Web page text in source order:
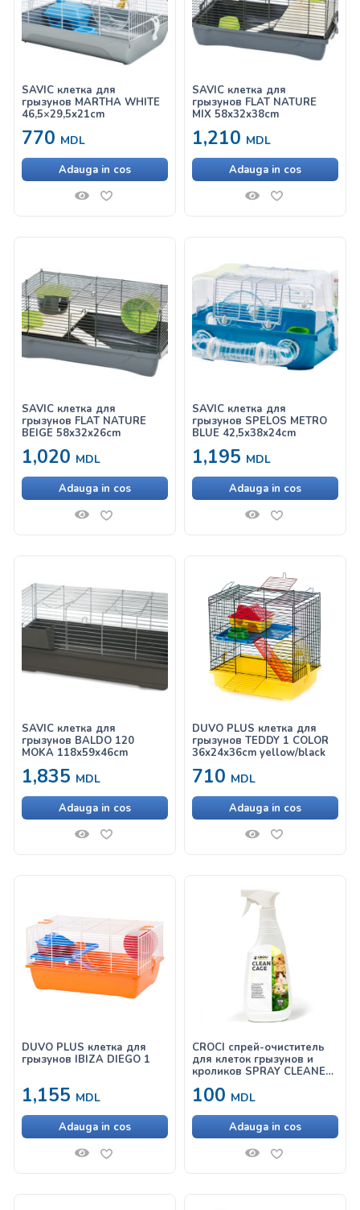
SAVIC клетка для
грызунов MARTHA WHITE
46,5×29,5x21cm
770 MDL
Adauga in cos
SAVIC клетка для
грызунов FLAT NATURE
MIX 58x32x38cm
1,210 MDL
Adauga in cos
SAVIC клетка для
грызунов FLAT NATURE
BEIGE 58x32x26cm
1,020 MDL
Adauga in cos
SAVIC клетка для
грызунов SPELOS METRO
BLUE 42,5x38x24cm
1,195 MDL
Adauga in cos
SAVIC клетка для
грызунов BALDO 120
MOKA 118x59x46cm
1,835 MDL
Adauga in cos
DUVO PLUS клетка для
грызунов TEDDY 1 COLOR
36x24x36cm yellow/black
710 MDL
Adauga in cos
DUVO PLUS клетка для
грызунов IBIZA DIEGO 1
1,155 MDL
Adauga in cos
CROCI спрей-очиститель
для клеток грызунов и
кроликов SPRAY CLEANER
100 MDL
Adauga in cos